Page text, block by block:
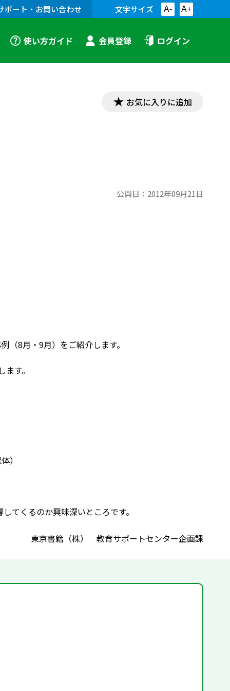
ポート・お問い合わせ 文字サイズ A- A+
使い方ガイド 会員登録 ログイン
お気に入りに追加
公開日： 2012年09月21日
8月・9月）をご紹介します。
す。
）
てくるのか興味深いところです。
東京書籍（株） 教育サポートセンター企画課